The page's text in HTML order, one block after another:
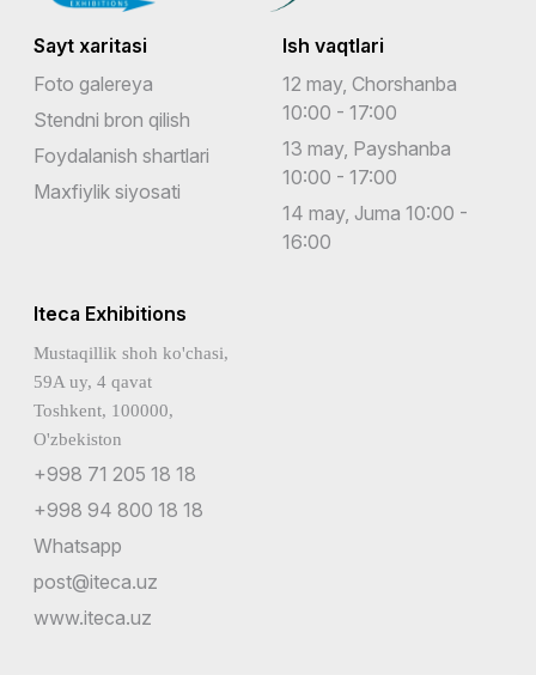
Sayt xaritasi
Foto galereya
Stendni bron qilish
Foydalanish shartlari
Maxfiylik siyosati
Ish vaqtlari
12 may, Chorshanba
10:00 - 17:00
13 may, Payshanba
10:00 - 17:00
14 may, Juma 10:00 -
16:00
Iteca Exhibitions
Mustaqillik shoh ko'chasi,
59A uy, 4 qavat
Toshkent, 100000,
O'zbekiston
+998 71 205 18 18
+998 94 800 18 18
Whatsapp
post@iteca.uz
www.iteca.uz